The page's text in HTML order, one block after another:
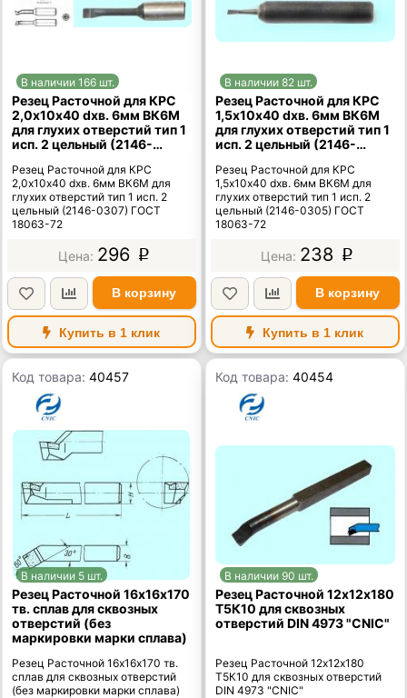
В наличии 166 шт.
Резец Расточной для КРС
2,0х10х40 dхв. 6мм ВК6М
для глухих отверстий тип 1
исп. 2 цельный (2146-
Резец Расточной для КРС
2,0х10х40 dхв. 6мм ВК6М для
глухих отверстий тип 1 исп. 2
цельный (2146-0307) ГОСТ
18063-72
296 p
В корзину
Купить в 1 клик
В наличии 82 шт.
Резец Расточной для КРС
1,5х10х40 dхв. 6мм ВК6М
для глухих отверстий тип 1
исп. 2 цельный (2146-
Резец Расточной для КРС
1,5х10х40 dхв. 6мм ВК6М для
глухих отверстий тип 1 исп. 2
цельный (2146-0305) ГОСТ
18063-72
238 p
В корзину
Купить в 1 клик
Код товара:40457
В наличии 5 шт.
Резец Расточной 16х16х170
тв. сплав для сквозных
отверстий (без
маркировки марки сплава)
Резец Расточной 16х16х170 тв.
сплав для сквозных отверстий
(без маркировки марки сплава)
Код товара:40454
В наличии 90 шт.
Резец Расточной 12х12х180
Т5К10 для сквозных
отверстий DIN 4973 "CNIC"
Резец Расточной 12х12х180
Т5К10 для сквозных отверстий
DIN 4973 "CNIC"